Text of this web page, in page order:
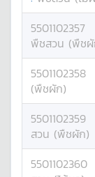
5501102357
พืชสวน (พืช
5501102358
(พืชผัก)
5501102359
สวน (พืชผัก)
5501102360